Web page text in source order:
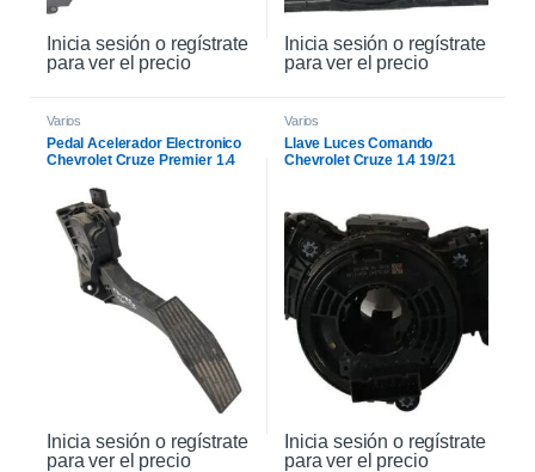
Inicia sesión o regístrate
para ver el precio
Inicia sesión o regístrate
para ver el precio
Varios
Pedal Acelerador Electronico
Chevrolet Cruze Premier 1.4
Inicia sesión o regístrate
para ver el precio
Varios
Llave Luces Comando
Chevrolet Cruze 1.4 19/21
Inicia sesión o regístrate
para ver el precio